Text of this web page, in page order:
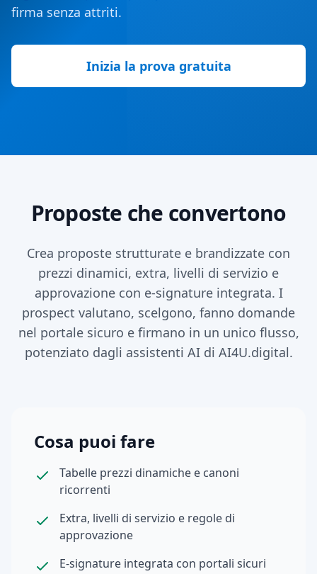
firma senza attriti.
Inizia la prova gratuita
Proposte che convertono
Crea proposte strutturate e brandizzate con
prezzi dinamici, extra, livelli di servizio e
approvazione con e-signature integrata. I
prospect valutano, scelgono, fanno domande
nel portale sicuro e firmano in un unico flusso,
potenziato dagli assistenti AI di AI4U.digital.
Cosa puoi fare
Tabelle prezzi dinamiche e canoni
ricorrenti
Extra, livelli di servizio e regole di
approvazione
E-signature integrata con portali sicuri